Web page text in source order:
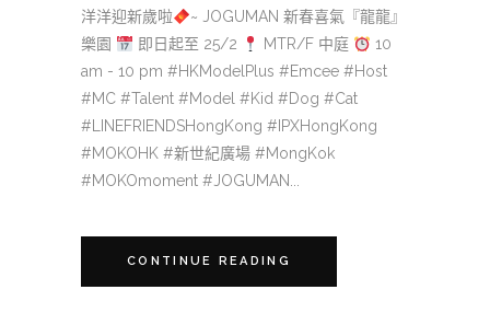
洋洋迎新歲啦
~ JOGUMAN 新春喜氣『龍龍』
樂園
即日起至 25/2 MTR/F 中庭
10
am - 10 pm #HKModelPlus #Emcee #Host
#MC #Talent #Model #Kid #Dog #Cat
#LINEFRIENDSHongKong #IPXHongKong
#MOKOHK #新世紀廣場 #MongKok
#MOKOmoment #JOGUMAN...
CONTINUE READING